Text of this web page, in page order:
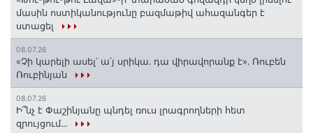
մասին ոստիկանությունը բազմաթիվ ահազանգեր է
ստացել
08.07.26
«Չի կարելի ասել՝ ա՛յ սրիկա․ դա վիրավորանք է»․ Ռուբեն
Ռուբինյան
08.07.26
Ի՞նչ է Փաշինյանը պնդել ռուս լրագրողների հետ
զրույցում․․․